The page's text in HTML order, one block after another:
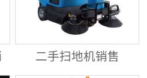
二手扫地机销售